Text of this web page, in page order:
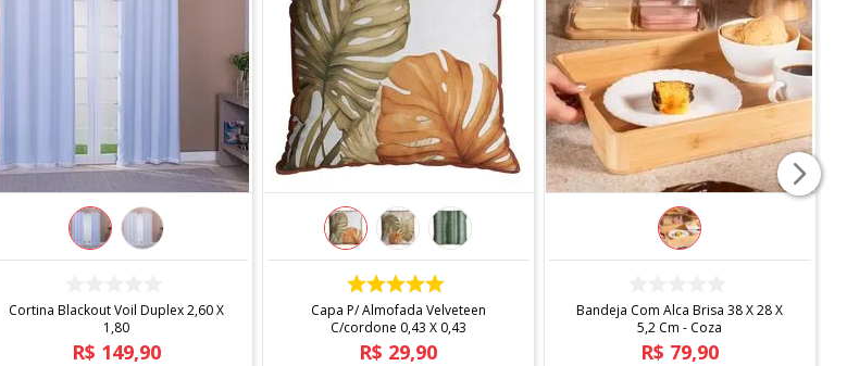
Cortina Blackout Voil Duplex 2,60 X
1,80
R$ 149,90
COMPRAR
Capa P/ Almofada Velveteen
C/cordone 0,43 X 0,43
R$ 29,90
Bandeja Com Alca Brisa 38 X 28 X
5,2 Cm - Coza
R$ 79,90